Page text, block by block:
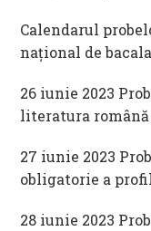
Calendarul
național de
26 iunie 2023
literatura română
27 iunie 2023
obligatorie a
28 iunie 2023